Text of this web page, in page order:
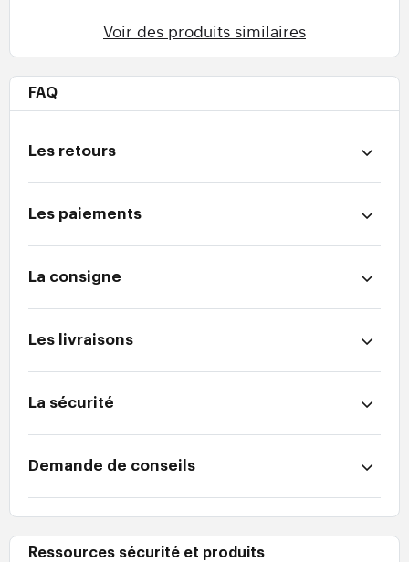
Voir des produits similaires
FAQ
Les retours
Les paiements
La consigne
Les livraisons
La sécurité
Demande de conseils
Ressources sécurité et produits